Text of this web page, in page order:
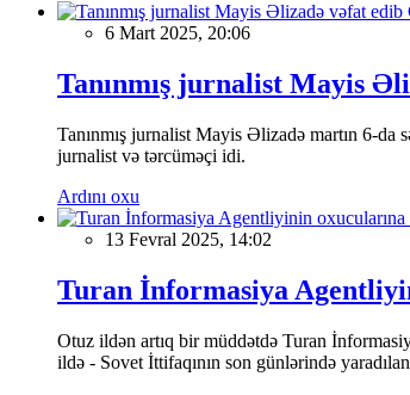
6 Mart 2025, 20:06
Tanınmış jurnalist Mayis
Tanınmış jurnalist Mayis Əlizadə martın 6-
jurnalist və tərcüməçi idi.
Ardını oxu
13 Fevral 2025, 14:02
Turan İnformasiya
Otuz ildən artıq bir müddətdə Turan
ildə - Sovet İttifaqının son günlərində